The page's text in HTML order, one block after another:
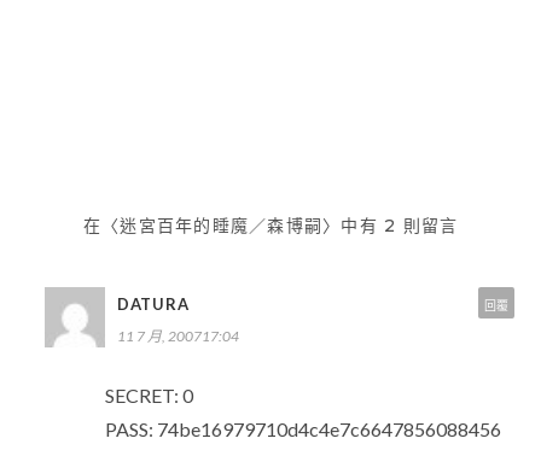
在〈迷宮百年的睡魔／森博嗣〉中有 2 則留言
DATURA
11 7 月, 200717:04
SECRET: 0
PASS: 74be16979710d4c4e7c6647856088456
回覆